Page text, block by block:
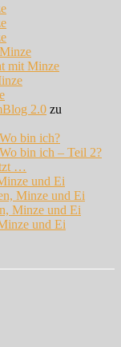
mit Minze
2.0 zu
Wo bin ich?
Wo bin ich – Teil 2?
…
und Ei
Minze und Ei
Minze und Ei
und Ei